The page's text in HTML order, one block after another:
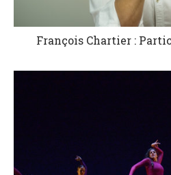
François Chartier :